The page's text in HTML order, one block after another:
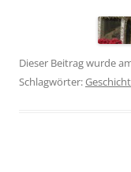
Dieser Beitrag wurde
Schlagwörter: